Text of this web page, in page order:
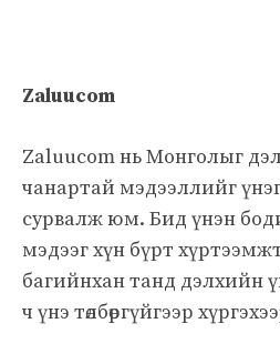
Zaluucom
Zaluucom нь Монголыг
чанартай мэдээллийг
сурвалж юм. Бид үнэн
мэдээг хүн бүрт
багийнхан танд дэлхийн
ч үнэ төлбөргүйгээр